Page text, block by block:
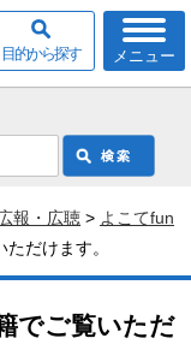
メニュー
目的から探す
報・広聴 > よこてfun
だけます。
でご覧いただ